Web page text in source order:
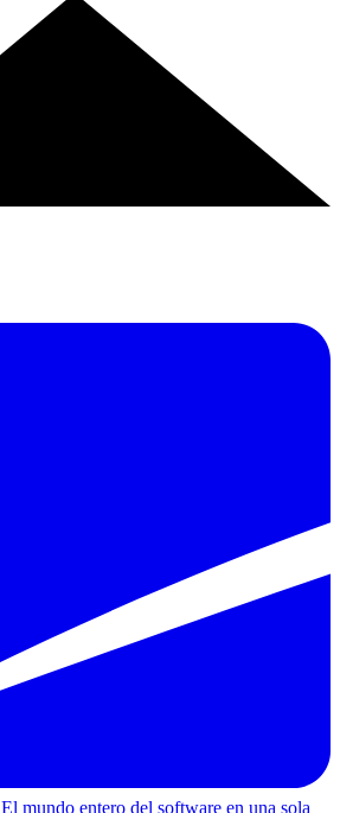
El mundo entero del software en una sola